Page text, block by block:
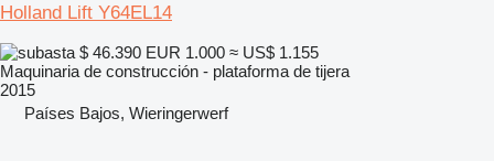
Holland Lift Y64EL14
$ 46.390 EUR 1.000 ≈ US$ 1.155
Maquinaria de construcción - plataforma de tijera
2015
Países Bajos, Wieringerwerf